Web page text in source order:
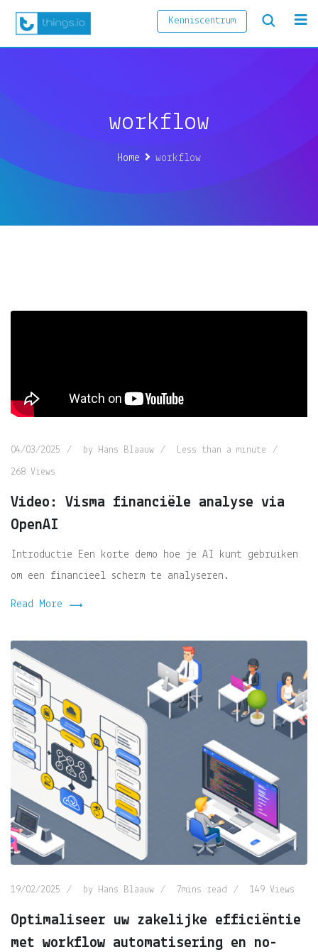
Kenniscentrum
workflow
Home workflow
04/03/2025 by Hans Blaauw Less than a minute
268 Views
Video: Visma financiële analyse via
OpenAI
Introductie Een korte demo hoe je AI kunt gebruiken
om een financieel scherm te analyseren.
Read More
19/02/2025 by Hans Blaauw 7mins read 149 Views
Optimaliseer uw zakelijke efficiëntie
met workflow automatisering en no-